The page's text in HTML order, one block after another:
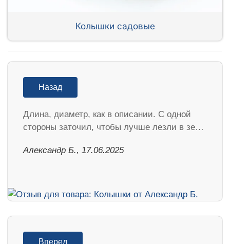
Колышки садовые
Назад
Длина, диаметр, как в описании. С одной
стороны заточил, чтобы лучше лезли в зе…
Александр Б., 17.06.2025
Вперед